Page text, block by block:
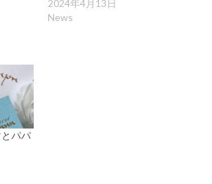
2024年4月13日
News
パパ